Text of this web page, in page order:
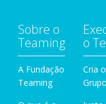
Sobre o
Teaming
A Fundação
Teaming
o
Cria
Grupo